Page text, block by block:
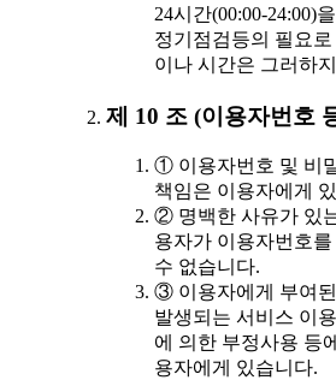
24시간(00:00-24:00)
정기점검등의 필요
이나 시간은 그러하
제 10 조 (이용자번호
① 이용자번호 및 비
책임은 이용자에게
② 명백한 사유가 있
용자가 이용자번호
수 없습니다.
③ 이용자에게 부여
발생되는 서비스 이
에 의한 부정사용 등
용자에게 있습니다.